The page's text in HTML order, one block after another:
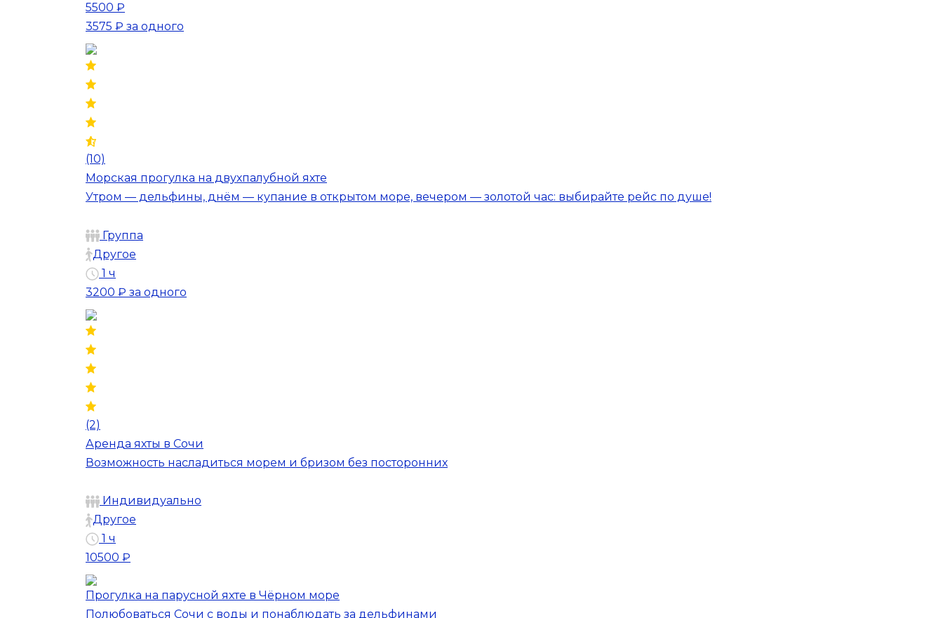
5500 ₽
3575 ₽ за одного
(10)
Морская прогулка на двухпалубной яхте
Утром — дельфины, днём — купание в открытом море, вечером — золотой час: выбирайте рейс по душе!
Группа
Другое
1 ч
3200 ₽ за одного
(2)
Аренда яхты в Сочи
Возможность насладиться морем и бризом без посторонних
Индивидуально
Другое
1 ч
10500 ₽
Прогулка на парусной яхте в Чёрном море
Полюбоваться Сочи с воды и понаблюдать за дельфинами